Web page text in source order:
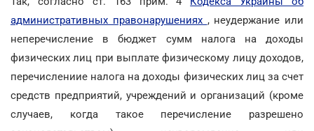
административных правонарушениях , неудержание или
неперечисление в бюджет сумм налога на доходы
физических лиц при выплате физическому лицу доходов,
перечислениие налога на доходы физических лиц за счет
средств предприятий, учреждений и организаций (кроме
случаев, когда такое перечисление разрешено